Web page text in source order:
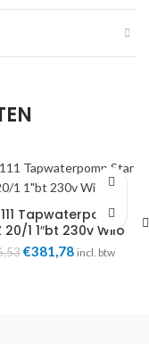
Tapwaterpomp
20/1 1″bt 230v Wilo
Oorspronkelijke
€381,78Huidige
incl. btw